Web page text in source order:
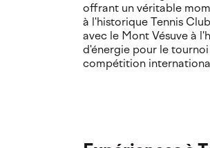
offrant un véritable
à l'historique Tennis
avec le Mont Vésuve à
d'énergie pour le
compétition